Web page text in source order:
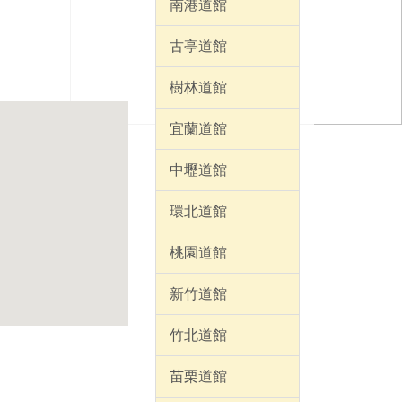
南港道館
古亭道館
樹林道館
宜蘭道館
中壢道館
環北道館
桃園道館
新竹道館
竹北道館
苗栗道館